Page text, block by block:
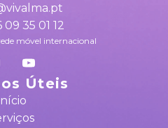
09 35 01 12
móvel internacional
Úteis